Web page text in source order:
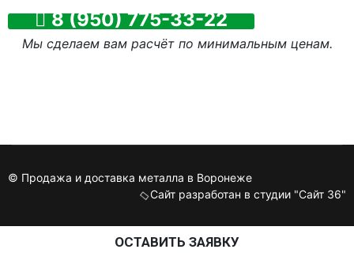
8 (950) 775-33-22
Мы сделаем вам расчёт по минимальным ценам.
© Продажа и доставка металла в Воронеже
Сайт разработан в студии "Сайт 36"
ОСТАВИТЬ ЗАЯВКУ